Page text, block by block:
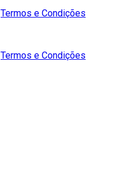
Termos e Condições
Termos e Condições